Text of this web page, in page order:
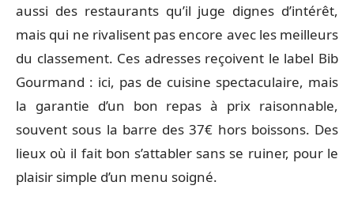
aussi des restaurants qu’il juge dignes d’intérêt,
mais qui ne rivalisent pas encore avec les meilleurs
du classement. Ces adresses reçoivent le label Bib
Gourmand : ici, pas de cuisine spectaculaire, mais
la garantie d’un bon repas à prix raisonnable,
souvent sous la barre des 37€ hors boissons. Des
lieux où il fait bon s’attabler sans se ruiner, pour le
plaisir simple d’un menu soigné.